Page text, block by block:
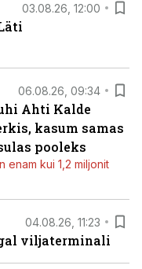
03.08.26, 12:00
06.08.26, 09:34
Ahti Kalde
kasum samas
pooleks
enam kui 1,2 miljonit
04.08.26, 11:23
viljaterminali